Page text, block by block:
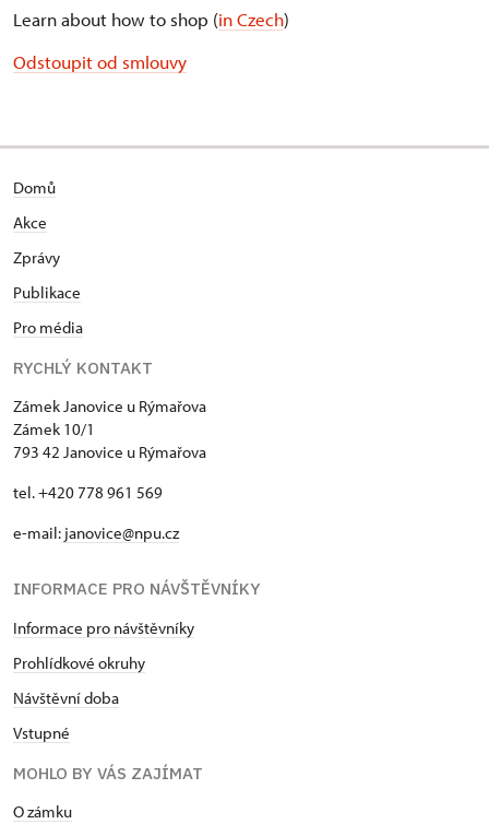
Learn about how to shop (in Czech)
Odstoupit od smlouvy
Domů
Akce
Zprávy
Publikace
Pro média
RYCHLÝ KONTAKT
Zámek Janovice u Rýmařova
Zámek 10/1
793 42 Janovice u Rýmařova
tel. +420 778 961 569
e-mail: janovice@npu.cz
INFORMACE PRO NÁVŠTĚVNÍKY
Informace pro návštěvníky
Prohlídkové okruhy
Návštěvní doba
Vstupné
MOHLO BY VÁS ZAJÍMAT
O zámku